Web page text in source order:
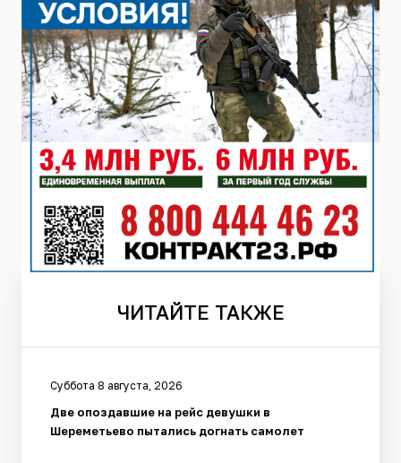
ЧИТАЙТЕ ТАКЖЕ
Суббота 8 августа, 2026
Две опоздавшие на рейс девушки в
Шереметьево пытались догнать самолет